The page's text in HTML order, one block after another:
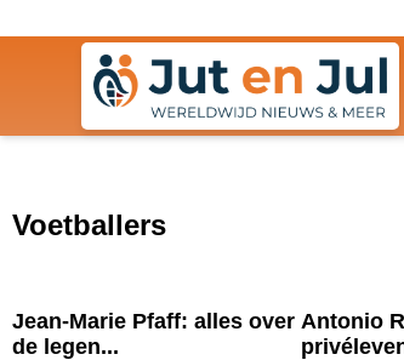
Voetballers
Jean-Marie Pfaff: alles over
de legen...
Antonio